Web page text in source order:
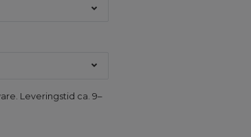
Leveringstid ca. 9–